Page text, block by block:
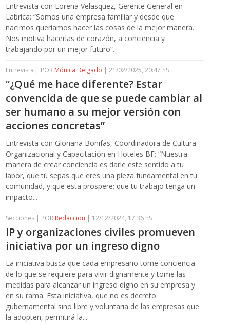
Entrevista con Lorena Velasquez, Gerente General en
Labrica: “Somos una empresa familiar y desde que
nacimos queríamos hacer las cosas de la mejor manera.
Nos motiva hacerlas de corazón, a conciencia y
trabajando por un mejor futuro”.
Entrevista | POR Mónica Delgado | 21/02/2025, 20:47 hS
“¿Qué me hace diferente? Estar
convencida de que se puede cambiar al
ser humano a su mejor versión con
acciones concretas”
Entrevista con Gloriana Bonifas, Coordinadora de Cultura
Organizacional y Capacitación en Hoteles BF: “Nuestra
manera de crear conciencia es darle este sentido a tu
labor, que tú sepas que eres una pieza fundamental en tu
comunidad, y que esta prospere; que tu trabajo tenga un
impacto...
Secciones | POR Redaccion | 12/12/2024, 17:36 hS
IP y organizaciones civiles promueven
iniciativa por un ingreso digno
La iniciativa busca que cada empresario tome conciencia
de lo que se requiere para vivir dignamente y tome las
medidas para alcanzar un ingreso digno en su empresa y
en su rama. Esta iniciativa, que no es decreto
gubernamental sino libre y voluntaria de las empresas que
la adopten, permitirá la...